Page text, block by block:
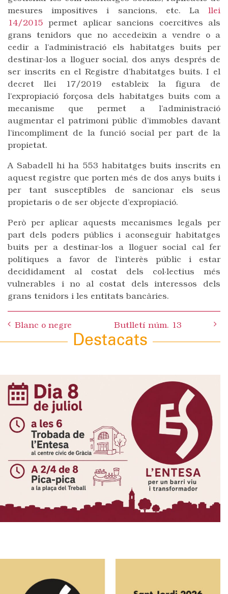
mesures impositives i sancions, etc. Lallei
14/2015 permet aplicar sancions coercitives als
grans tenidors que no accedeixin a vendre o a
cedir a l’administració els habitatges buits per
destinar-los a lloguer social, dos anys després de
ser inscrits en el Registre d’habitatges buits. I el
decret llei 17/2019 estableix la figura de
l’expropiació forçosa dels habitatges buits com a
mecanisme que permet a l’administració
augmentar el patrimoni públic d’immobles davant
l’incompliment de la funció social per part de la
propietat.
A Sabadell hi ha 553 habitatges buits inscrits en
aquest registre que porten més de dos anys buits i
per tant susceptibles de sancionar els seus
propietaris o de ser objecte d’expropiació.
Però per aplicar aquests mecanismes legals per
part dels poders públics i aconseguir habitatges
buits per a destinar-los a lloguer social cal fer
polítiques a favor de l’interès públic i estar
decididament al costat dels col·lectius més
vulnerables i no al costat dels interessos dels
grans tenidors i les entitats bancàries.
navigation
Blanc o negre Butlletí núm. 13
Destacats